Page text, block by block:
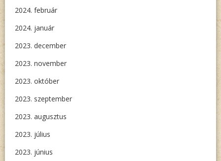
2024. február
2024. január
2023. december
2023. november
2023. október
2023. szeptember
2023. augusztus
2023. július
2023. június